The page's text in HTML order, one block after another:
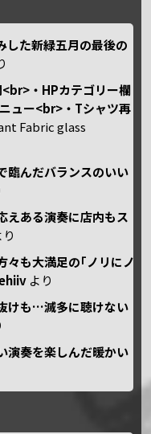
した新緑五月の最後の
<br>・HPカテゴリー欄
ュー<br>・Tシャツ再
Fabric glass
臨んだバランスのいい
えある演奏に店内もス
々も大満足の｢ノリにノ
より
けも…滅多に聴けない
演奏を楽しんだ暖かい